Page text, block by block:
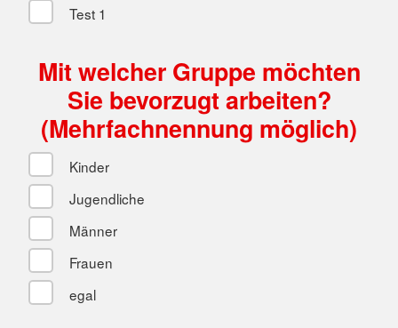
Test 1
Mit welcher Gruppe möchten
Sie bevorzugt arbeiten?
(Mehrfachnennung möglich)
Kinder
Jugendliche
Männer
Frauen
egal